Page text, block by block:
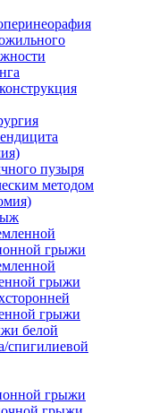
пузыря
методом
грыжи
грыжи
грыжи
белой
спигилиевой
грыжи